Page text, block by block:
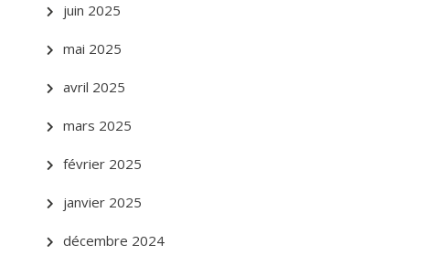
juin 2025
mai 2025
avril 2025
mars 2025
février 2025
janvier 2025
décembre 2024